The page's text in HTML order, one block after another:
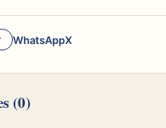
WhatsAppX
(0)